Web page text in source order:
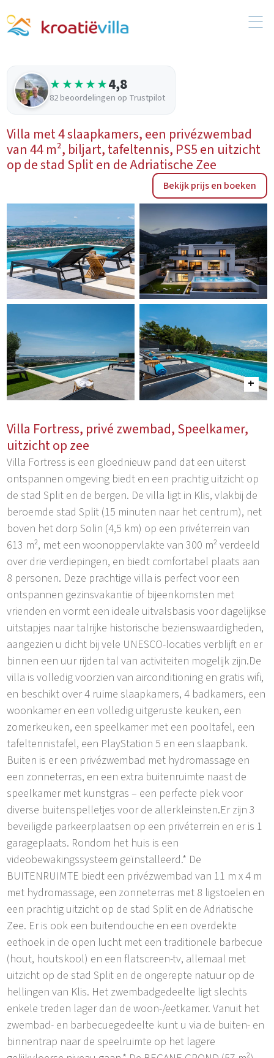
★★★★★4,8
82 beoordelingen op Trustpilot
Villa met 4 slaapkamers, een privézwembad
van 44 m², biljart, tafeltennis, PS5 en uitzicht
op de stad Split en de Adriatische Zee
Bekijk prijs en boeken
Villa Fortress, privé zwembad, Speelkamer,
uitzicht op zee
Villa Fortress is een gloednieuw pand dat een uiterst
ontspannen omgeving biedt en een prachtig uitzicht op
de stad Split en de bergen. De villa ligt in Klis, vlakbij de
beroemde stad Split (15 minuten naar het centrum), net
boven het dorp Solin (4,5 km) op een privéterrein van
613 m², met een woonoppervlakte van 300 m² verdeeld
over drie verdiepingen, en biedt comfortabel plaats aan
8 personen. Deze prachtige villa is perfect voor een
ontspannen gezinsvakantie of bijeenkomsten met
vrienden en vormt een ideale uitvalsbasis voor dagelijkse
uitstapjes naar talrijke historische bezienswaardigheden,
aangezien u dicht bij vele UNESCO-locaties verblijft en er
binnen een uur rijden tal van activiteiten mogelijk zijn.De
villa is volledig voorzien van airconditioning en gratis wifi,
en beschikt over 4 ruime slaapkamers, 4 badkamers, een
woonkamer en een volledig uitgeruste keuken, een
zomerkeuken, een speelkamer met een pooltafel, een
tafeltennistafel, een PlayStation 5 en een slaapbank.
Buiten is er een privézwembad met hydromassage en
een zonneterras, en een extra buitenruimte naast de
speelkamer met kunstgras – een perfecte plek voor
diverse buitenspelletjes voor de allerkleinsten.Er zijn 3
beveiligde parkeerplaatsen op een privéterrein en er is 1
garageplaats. Rondom het huis is een
videobewakingssysteem geïnstalleerd.* De
BUITENRUIMTE biedt een privézwembad van 11 m x 4 m
met hydromassage, een zonneterras met 8 ligstoelen en
een prachtig uitzicht op de stad Split en de Adriatische
Zee. Er is ook een buitendouche en een overdekte
eethoek in de open lucht met een traditionele barbecue
(hout, houtskool) en een flatscreen-tv, allemaal met
uitzicht op de stad Split en de ongerepte natuur op de
hellingen van Klis. Het zwembadgedeelte ligt slechts
enkele treden lager dan de woon-/eetkamer. Vanuit het
zwembad- en barbecuegedeelte kunt u via de buiten- en
binnentrap naar de speelruimte op het lagere